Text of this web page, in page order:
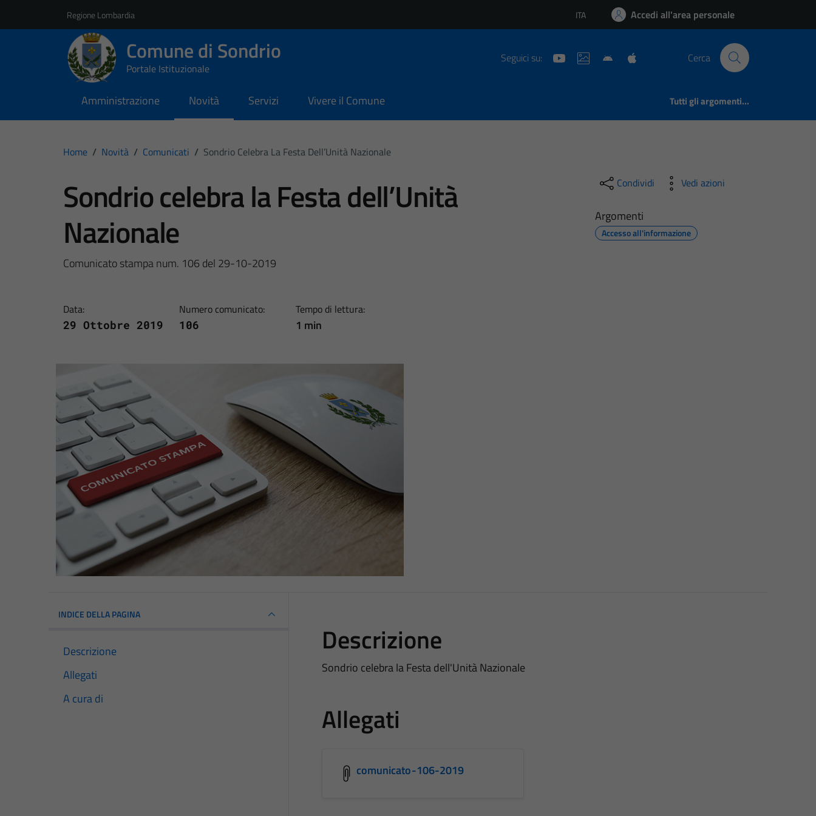
Regione Lombardia Lingua attiva:
ITA Accedi all'area personale
Comune di Sondrio
Portale Istituzionale
Seguici su: Cerca
Amministrazione Novità Servizi Vivere il Comune Tutti gli argomenti...
Home / Novità / Comunicati / Sondrio Celebra La Festa Dell’Unità Nazionale
Sondrio celebra la Festa dell’Unità
Nazionale
Comunicato stampa num. 106 del 29-10-2019
Data:
29 Ottobre 2019
Numero comunicato:
106
Tempo di lettura:
1 min
Condividi Vedi azioni
Argomenti
Accesso all'informazione
INDICE DELLA PAGINA
Descrizione
Allegati
A cura di
Descrizione
Sondrio celebra la Festa dell'Unità Nazionale
Allegati
comunicato-106-2019